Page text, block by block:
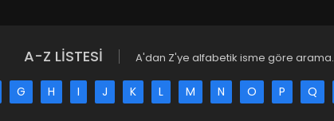
A-Z LİSTESİ A'dan Z'ye alfabetik isme göre arama.
G H I J K L M N O P Q